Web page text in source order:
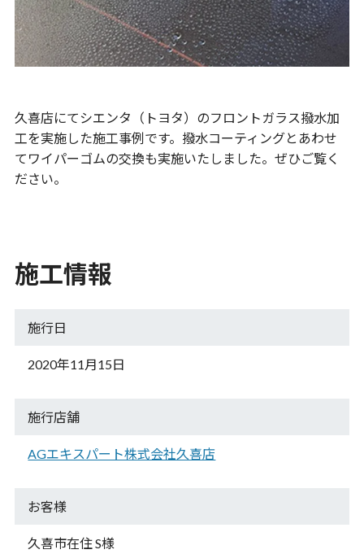
久喜店にてシエンタ（トヨタ）のフロントガラス撥水加
工を実施した施工事例です。撥水コーティングとあわせ
てワイパーゴムの交換も実施いたしました。ぜひご覧く
ださい。
施工情報
施行日
2020年11月15日
施行店舗
AGエキスパート株式会社久喜店
お客様
久喜市在住 S様